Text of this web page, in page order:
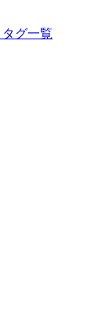
タグ一覧